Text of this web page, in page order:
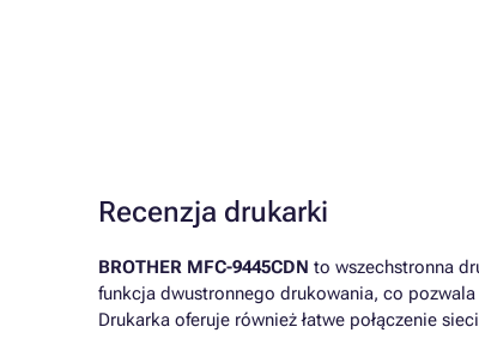
Recenzja drukarki
BROTHER MFC-9445CDN to wszechstronna
funkcja dwustronnego drukowania, co
Drukarka oferuje również łatwe połączenie